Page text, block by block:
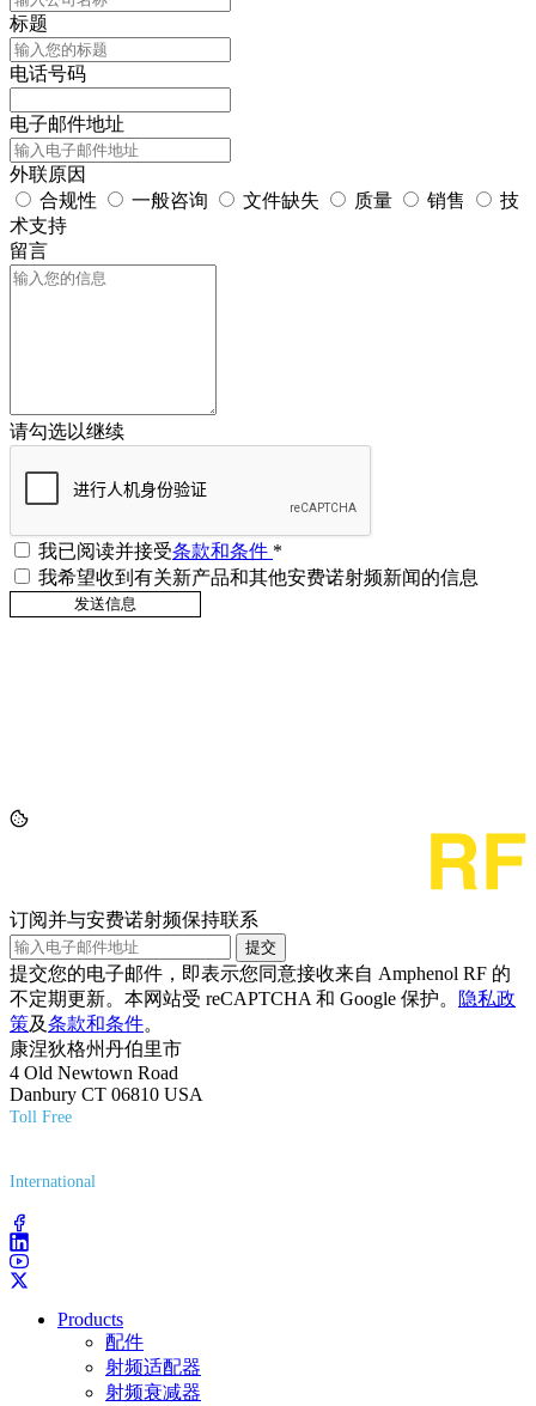
标题
电话号码
电子邮件地址
外联原因
合规性
一般咨询 文件缺失 质量 销售
技
术支持
留言
请勾选以继续
我已阅读并接受条款和条件 *
我希望收到有关新产品和其他安费诺射频新闻的信息
订阅并与安费诺射频保持联系
提交
提交您的电子邮件，即表示您同意接收来自 Amphenol RF 的
不定期更新。本网站受 reCAPTCHA 和 Google 保护。
隐私政
策及条款和条件。
康涅狄格州丹伯里市
4 Old Newtown Road
Danbury CT 06810 USA
Toll Free
International
Products
配件
射频适配器
射频衰减器